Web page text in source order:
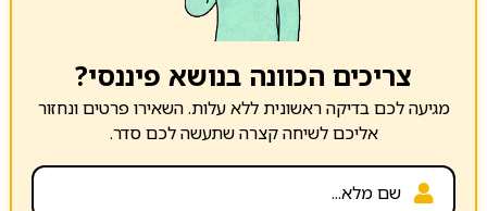
צריכים הכוונה בנושא פיננסי?
מגיעה לכם בדיקה ראשונית ללא עלות. השאירו פרטים ונחזור
אליכם לשיחה קצרה שתעשה לכם סדר.